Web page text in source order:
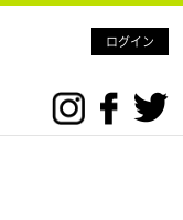
ログイン